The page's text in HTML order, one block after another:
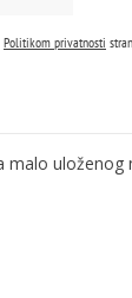
Politikom privatnosti
malo uloženog